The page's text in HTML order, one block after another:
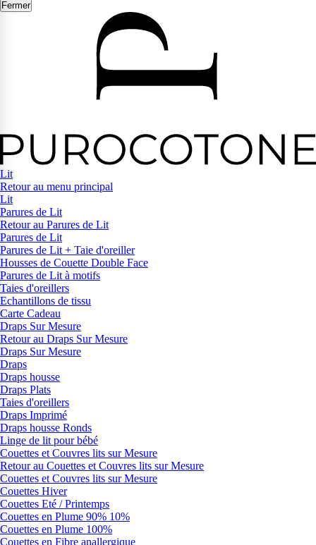
Fermer
Lit
Retour au menu principal
Lit
Parures de Lit
Retour au Parures de Lit
Parures de Lit
Parures de Lit + Taie d'oreiller
Housses de Couette Double Face
Parures de Lit à motifs
Taies d'oreillers
Echantillons de tissu
Carte Cadeau
Draps Sur Mesure
Retour au Draps Sur Mesure
Draps Sur Mesure
Draps
Draps housse
Draps Plats
Taies d'oreillers
Draps Imprimé
Draps housse Ronds
Linge de lit pour bébé
Couettes et Couvres lits sur Mesure
Retour au Couettes et Couvres lits sur Mesure
Couettes et Couvres lits sur Mesure
Couettes Hiver
Couettes Eté / Printemps
Couettes en Plume 90% 10%
Couettes en Plume 100%
Couettes en Fibre anallergique